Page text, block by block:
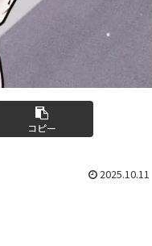
コピー
2025.10.11